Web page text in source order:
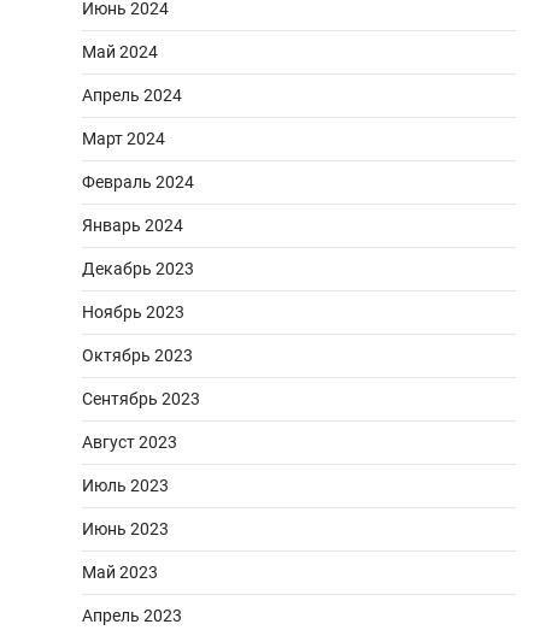
Июнь 2024
Май 2024
Апрель 2024
Март 2024
Февраль 2024
Январь 2024
Декабрь 2023
Ноябрь 2023
Октябрь 2023
Сентябрь 2023
Август 2023
Июль 2023
Июнь 2023
Май 2023
Апрель 2023